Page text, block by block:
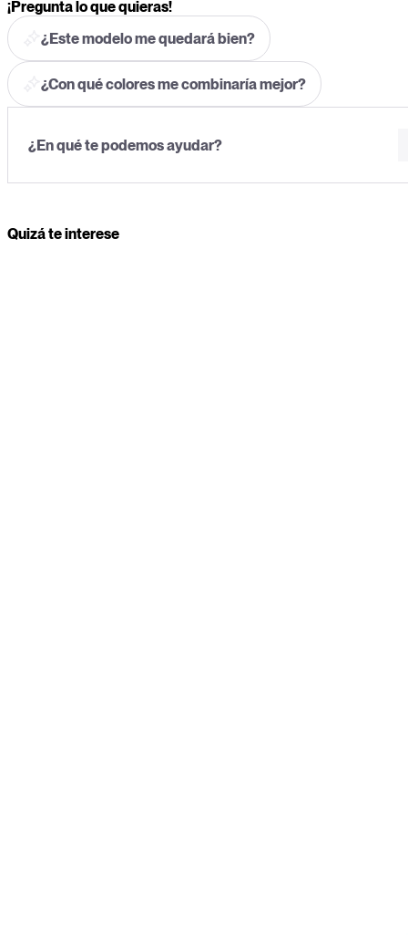
¡Pregunta lo que quieras!
¿Este modelo me quedará bien?
¿Con qué colores me combinaría mejor?
Quizá te interese